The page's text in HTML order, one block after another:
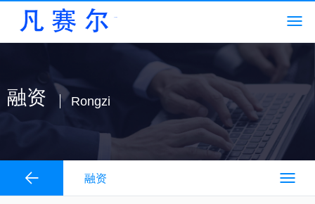
融资 Rongzi
融资